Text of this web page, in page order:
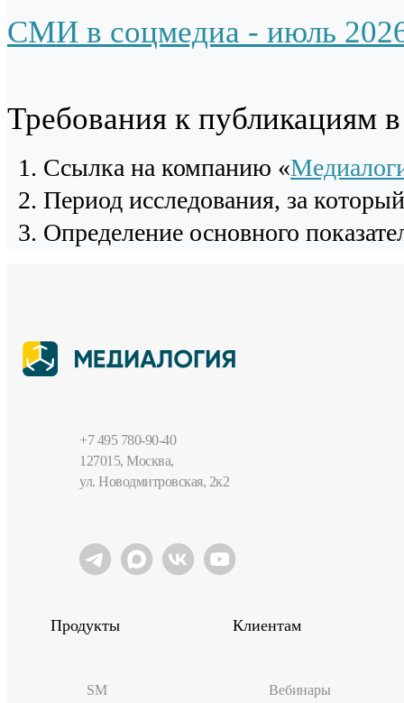
СМИ в соцмедиа - июль
Требования к публикациям
Cсылка на компанию «
Период исследования, за
Определение основного
+7 495 780-90-40
127015, Москва,
ул. Новодмитровская, 2к2
Продукты
SM
Клиентам
Вебинары